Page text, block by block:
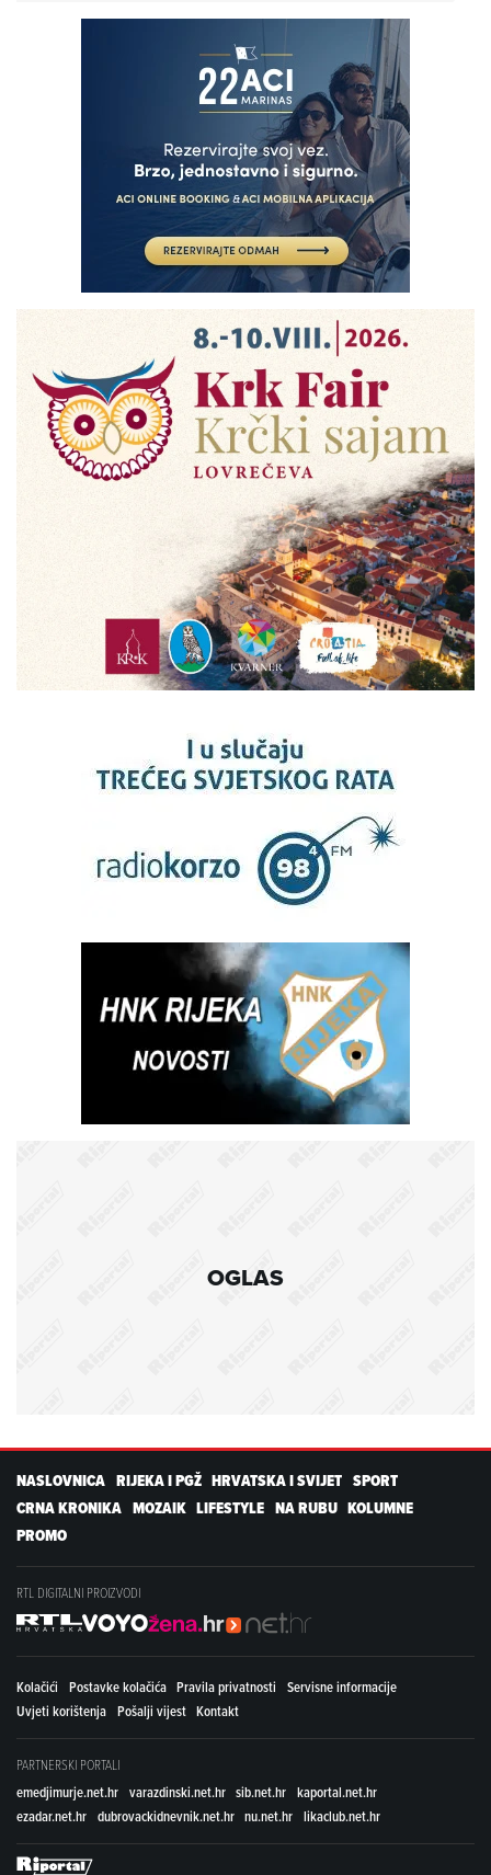
OGLAS
NASLOVNICA RIJEKA I PGŽ HRVATSKA I SVIJET SPORT
CRNA KRONIKA MOZAIK LIFESTYLE NA RUBU KOLUMNE
PROMO
RTL DIGITALNI PROIZVODI
Kolačići Postavke kolačića Pravila privatnosti
Servisne informacije
Uvjeti korištenja Pošalji vijest Kontakt
PARTNERSKI PORTALI
emedjimurje.net.hr varazdinski.net.hr sib.net.hr kaportal.net.hr
ezadar.net.hr dubrovackidnevnik.net.hr nu.net.hr likaclub.net.hr